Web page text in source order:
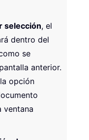
selección, el
dentro del
se
anterior.
opción
ventana